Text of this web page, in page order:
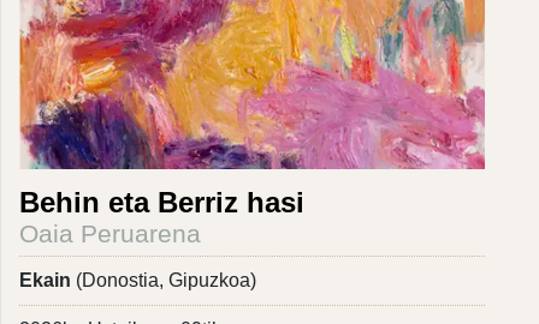
Behin eta Berriz hasi
Oaia Peruarena
Ekain (Donostia, Gipuzkoa)